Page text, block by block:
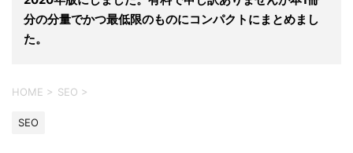
分の分量でかつ最低限のものにコンパクトにまとめまし
た。
HOME > SEO >
SEO